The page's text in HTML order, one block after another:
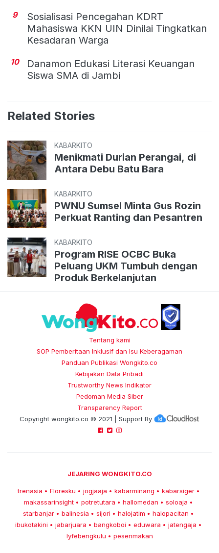
9
Sosialisasi Pencegahan KDRT
Mahasiswa KKN UIN Dinilai Tingkatkan
Kesadaran Warga
10
Danamon Edukasi Literasi Keuangan
Siswa SMA di Jambi
Related Stories
KABARKITO
Menikmati Durian Perangai, di
Antara Debu Batu Bara
KABARKITO
PWNU Sumsel Minta Gus Rozin
Perkuat Ranting dan Pesantren
KABARKITO
Program RISE OCBC Buka
Peluang UKM Tumbuh dengan
Produk Berkelanjutan
Tentang kami
SOP Pemberitaan Inklusif dan Isu Keberagaman
Panduan Publikasi Wongkito.co
Kebijakan Data Pribadi
Trustworthy News Indikator
Pedoman Media Siber
Transparency Report
Copyright wongkito.co © 2021 | Support By
JEJARING WONGKITO.CO
trenasia • Floresku • jogjaaja • kabarminang • kabarsiger •
makassarinsight • potretutara • hallomedan • soloaja •
starbanjar • balinesia • sijori • halojatim • halopacitan •
ibukotakini • jabarjuara • bangkoboi • eduwara • jatengaja •
lyfebengkulu • pesenmakan